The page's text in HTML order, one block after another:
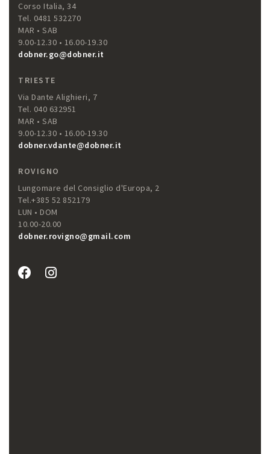
Corso Italia, 34
Tel. 0481 532270
MAR • SAB
9.00-12.30 • 16.00-19.30
dobner.go@dobner.it
TRIESTE
Via Dante Alighieri, 7
Tel. 040 632951
MAR • SAB
9.00-12.30 • 16.00-19.30
dobner.vdante@dobner.it
ROVIGNO
Lungomare del Consiglio d'Europa, 2
Tel.+385 52 852179
LUN • DOM
10.00-20.00
dobner.rovigno@gmail.com